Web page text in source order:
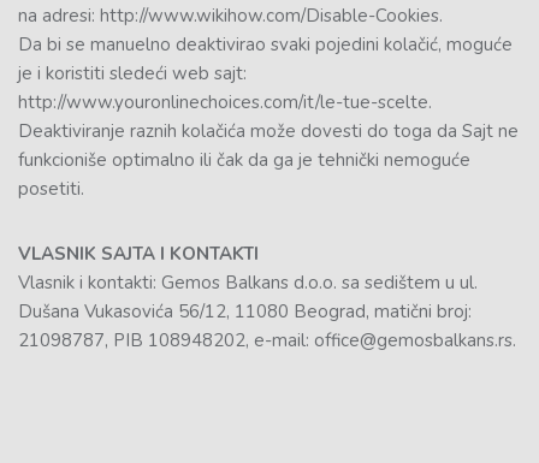
na adresi: http://www.wikihow.com/Disable-Cookies.
Da bi se manuelno deaktivirao svaki pojedini kolačić, moguće
je i koristiti sledeći web sajt:
http://www.youronlinechoices.com/it/le-tue-scelte.
Deaktiviranje raznih kolačića može dovesti do toga da Sajt ne
funkcioniše optimalno ili čak da ga je tehnički nemoguće
posetiti.
VLASNIK SAJTA I KONTAKTI
Vlasnik i kontakti: Gemos Balkans d.o.o. sa sedištem u ul.
Dušana Vukasovića 56/12, 11080 Beograd, matični broj:
21098787, PIB 108948202, e-mail: office@gemosbalkans.rs.